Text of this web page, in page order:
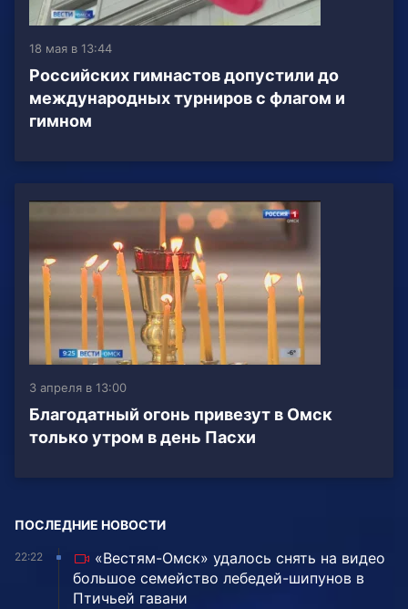
18 мая в 13:44
Российских гимнастов допустили до
международных турниров с флагом и
гимном
3 апреля в 13:00
Благодатный огонь привезут в Омск
только утром в день Пасхи
ПОСЛЕДНИЕ НОВОСТИ
22:22
«Вестям-Омск» удалось снять на видео
большое семейство лебедей-шипунов в
Птичьей гавани